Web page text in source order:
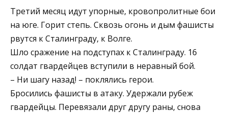
Третий месяц идут упорные, кровопролитные бои
на юге. Горит степь. Сквозь огонь и дым фашисты
рвутся к Сталинграду, к Волге.
Шло сражение на подступах к Сталинграду. 16
солдат гвардейцев вступили в неравный бой.
– Ни шагу назад! – поклялись герои.
Бросились фашисты в атаку. Удержали рубеж
гвардейцы. Перевязали друг другу раны, снова